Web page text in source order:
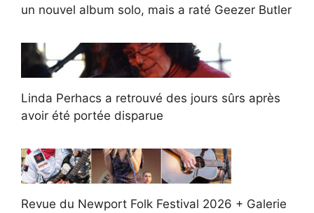
un nouvel album solo, mais a raté Geezer Butler
Linda Perhacs a retrouvé des jours sûrs après
avoir été portée disparue
Revue du Newport Folk Festival 2026 + Galerie